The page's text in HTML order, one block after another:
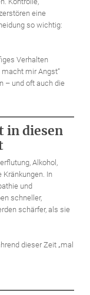
eine
so wichtig:
Verhalten
macht mir Angst“
– und oft auch die
in diesen
Alkohol,
In
und
schneller,
schärfer, als sie
dieser Zeit „mal